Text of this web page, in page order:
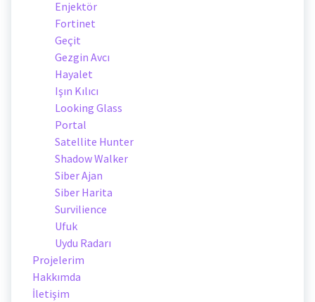
Enjektör
Fortinet
Geçit
Gezgin Avcı
Hayalet
Işın Kılıcı
Looking Glass
Portal
Satellite Hunter
Shadow Walker
Siber Ajan
Siber Harita
Survilience
Ufuk
Uydu Radarı
Projelerim
Hakkımda
İletişim